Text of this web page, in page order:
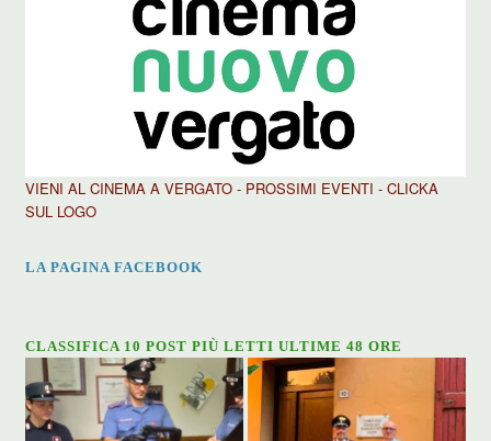
VIENI AL CINEMA A VERGATO - PROSSIMI EVENTI - CLICKA
SUL LOGO
LA PAGINA FACEBOOK
CLASSIFICA 10 POST PIÙ LETTI ULTIME 48 ORE